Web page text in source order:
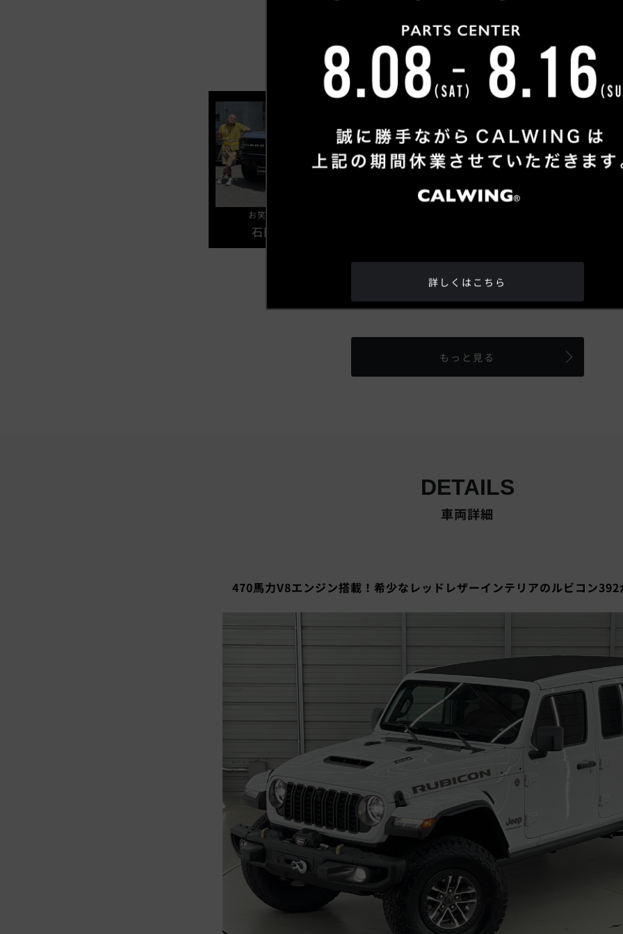
OUR CUSTOMERS
納車実績
お笑いコンビ カミナリ
石田 たくみさん 松
全国どこへでも納車させて頂きます
もっと見る
DETAILS
車両詳細
470馬力V8エンジン搭載！希少なレッドレザーインテリアのルビコン392
詳しくはこちら